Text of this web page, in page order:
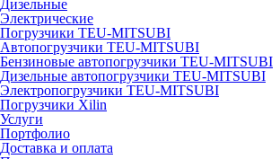
Дизельные
Электрические
Погрузчики TEU-MITSUBI
Автопогрузчики TEU-MITSUBI
Бензиновые автопогрузчики TEU-MITSUBI
Дизельные автопогрузчики TEU-MITSUBI
Электропогрузчики TEU-MITSUBI
Погрузчики Xilin
Услуги
Портфолио
Доставка и оплата